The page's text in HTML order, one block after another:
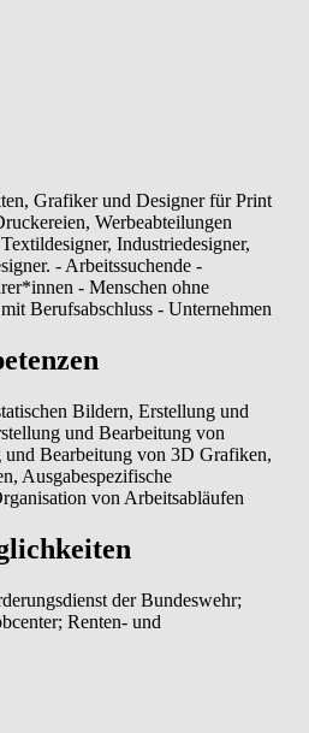
Grafiker und Designer für Print
Werbeabteilungen
Industriedesigner,
- Arbeitssuchende -
- Menschen ohne
Berufsabschluss - Unternehmen
Bildern, Erstellung und
und Bearbeitung von
Bearbeitung von 3D Grafiken,
Ausgabespezifische
von Arbeitsabläufen
der Bundeswehr;
Renten- und